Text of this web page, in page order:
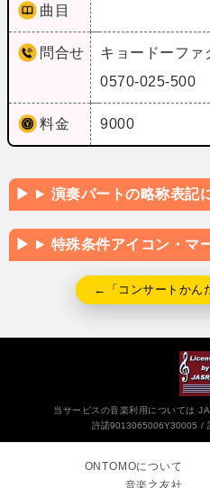
曲目
問合せ
キョードーファ
0570-025-500
料金 9000
演奏パートの略称表記
特殊条件アイコン・マ
←「コンサートかん
当サービスの音楽利用については
許諾9013065006Y30005
ONTOMOについて
音楽之友社